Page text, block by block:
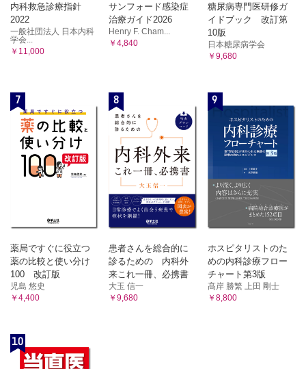
第3節 基本型の確認
1）3本の動脈の変化と背側間膜・腹側間膜の接近・接触を割
面で追う
2）上腹部腸管（胃）の「ころがり回転」─境界部腸管（十
3）正面から見た動脈の変化
第4節 分枝型の成り立ち―Adachi の分類
1）Adachi，Michels の動脈分枝型分類―分類の視点
2）Adachi による動脈分枝の分類（1）－型分類
3）Adachi による動脈分枝の分類（2）－ Adachi の基本型
4）Adachi による動脈分枝の分類（3）－群分類 Adachi の
accessorische 動脈とMichels のaberrant 動脈
第5節 分枝型の成り立ち―Michels の分類
1）Michels による動脈分枝の分類（1）－腹腔動脈・上腸間
膜動脈の分枝型
異型
3）Michels による動脈分枝の分類（3）－肝動脈における変
異の頻度
第6節 変異の成り立ちとその臨床的意味
3）腹腔動脈・上腸間膜動脈の分枝型の成り立ち－吻合動脈
幹説（2）－ Tandler の成り立ち図
内科救急診療指針
2022
一般社団法人 日本内科
学会...
￥11,000
サンフォード感染症
治療ガイド2026
Henry F. Cham...
￥4,840
糖尿病専門医研修ガ
イドブック 改訂第
10版
日本糖尿病学会
￥9,680
7
薬局ですぐに役立つ
薬の比較と使い分け
100 改訂版
児島 悠史
￥4,400
8
患者さんを総合的に
診るための 内科外
来これ一冊、必携書
大玉 信一
￥9,680
9
ホスピタリストのた
めの内科診療フロー
チャート第3版
髙岸 勝繁 上田 剛士
￥8,800
10